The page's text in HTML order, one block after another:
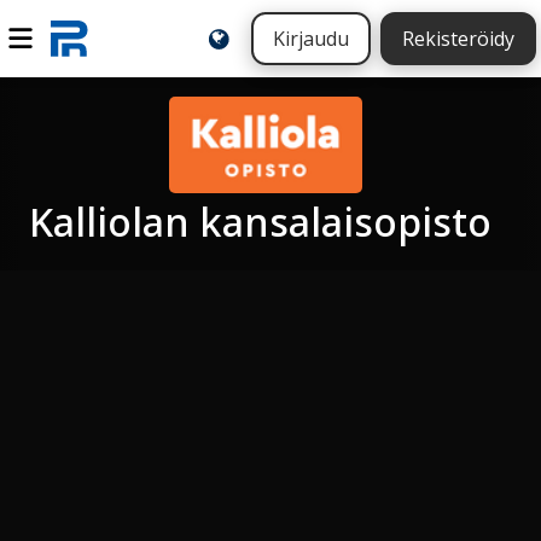
Kirjaudu Rekisteröidy
Kalliolan kansalaisopisto